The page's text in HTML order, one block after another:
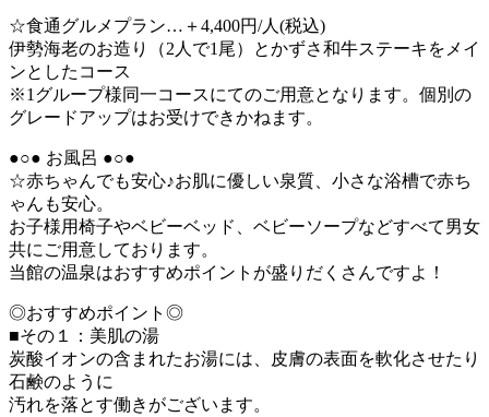
☆食通グルメプラン…＋4,400円/人(税込)
伊勢海老のお造り（2人で1尾）とかずさ和牛ステーキをメイ
ンとしたコース
※1グループ様同一コースにてのご用意となります。個別の
グレードアップはお受けできかねます。
●○● お風呂 ●○●
☆赤ちゃんでも安心♪お肌に優しい泉質、小さな浴槽で赤ち
ゃんも安心。
お子様用椅子やベビーベッド、ベビーソープなどすべて男女
共にご用意しております。
当館の温泉はおすすめポイントが盛りだくさんですよ！
◎おすすめポイント◎
■その１：美肌の湯
炭酸イオンの含まれたお湯には、皮膚の表面を軟化させたり
石鹸のように
汚れを落とす働きがございます。